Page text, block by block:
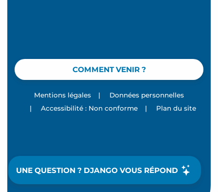
UNE QUESTION ? DJANGO VOUS RÉPOND
COMMENT VENIR ?
Mentions légales |
Données personnelles
|
Accessibilité : Non conforme | Plan du site